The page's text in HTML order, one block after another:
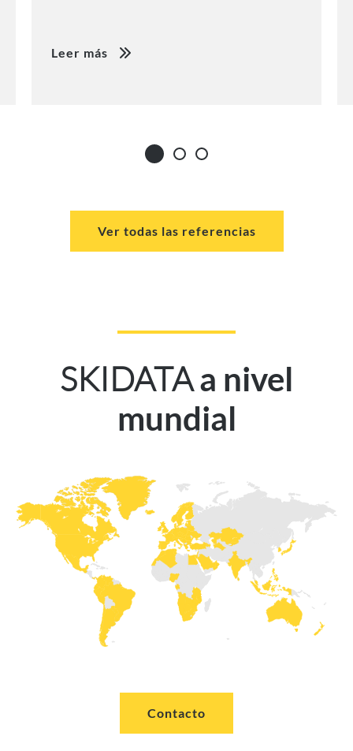
Leer más
Ver todas las referencias
SKIDATAa nivel
mundial
Contacto